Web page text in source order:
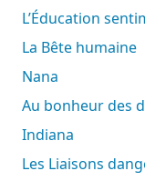
L’Éducation
La Bête humaine
Nana
Au bonheur des
Indiana
Les Liaisons